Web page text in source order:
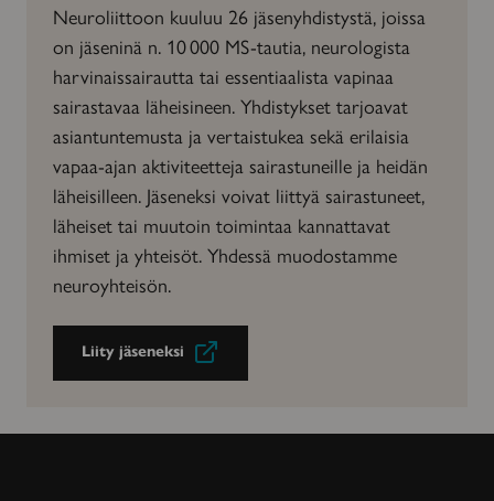
Neuroliittoon kuuluu 26 jäsenyhdistystä, joissa
on jäseninä n. 10 000 MS-tautia, neurologista
harvinaissairautta tai essentiaalista vapinaa
sairastavaa läheisineen. Yhdistykset tarjoavat
asiantuntemusta ja vertaistukea sekä erilaisia
vapaa-ajan aktiviteetteja sairastuneille ja heidän
läheisilleen. Jäseneksi voivat liittyä sairastuneet,
läheiset tai muutoin toimintaa kannattavat
ihmiset ja yhteisöt. Yhdessä muodostamme
neuroyhteisön.
Liity jäseneksi